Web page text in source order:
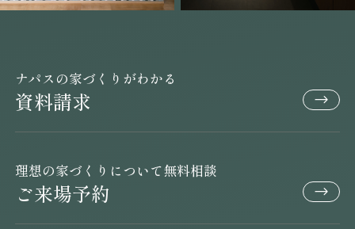
ナパスの家づくりがわかる
資料請求
理想の家づくりについて無料相談
ご来場予約